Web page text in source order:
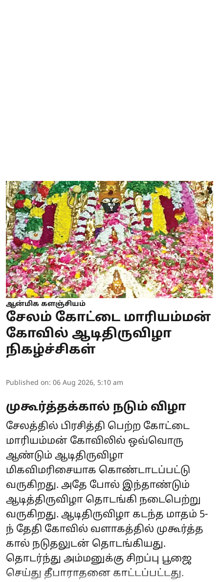
ஆன்மிக களஞ்சியம்
சேலம் கோட்டை மாரியம்மன்
கோவில் ஆடிதிருவிழா
நிகழ்ச்சிகள்
Published on: 06 Aug 2026, 5:10 am
முகூர்த்தக்கால் நடும் விழா
சேலத்தில் பிரசித்தி பெற்ற கோட்டை
மாரியம்மன் கோவிலில் ஒவ்வொரு
ஆண்டும் ஆடிதிருவிழா
மிகவிமரிசையாக கொண்டாடப்பட்டு
வருகிறது. அதே போல் இந்தாண்டும்
ஆடித்திருவிழா தொடங்கி நடைபெற்று
வருகிறது. ஆடிதிருவிழா கடந்த மாதம் 5-
ந் தேதி கோவில் வளாகத்தில் முகூர்த்த
கால் நடுதலுடன் தொடங்கியது.
தொடர்ந்து அம்மனுக்கு சிறப்பு பூஜை
செய்து தீபாராதனை காட்டப்பட்டது.